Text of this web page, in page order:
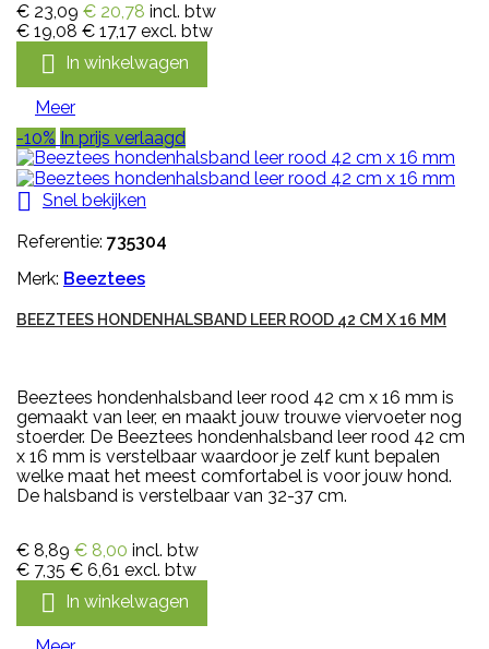
€ 23,09 € 20,78 incl. btw
€ 19,08 € 17,17 excl. btw
 In winkelwagen
Meer
-10% In prijs verlaagd

Snel bekijken
Referentie: 735304
Merk: Beeztees
BEEZTEES HONDENHALSBAND LEER ROOD 42 CM X 16 MM
Beeztees hondenhalsband leer rood 42 cm x 16 mm is
gemaakt van leer, en maakt jouw trouwe viervoeter nog
stoerder. De Beeztees hondenhalsband leer rood 42 cm
x 16 mm is verstelbaar waardoor je zelf kunt bepalen
welke maat het meest comfortabel is voor jouw hond.
De halsband is verstelbaar van 32-37 cm.
€ 8,89 € 8,00 incl. btw
€ 7,35 € 6,61 excl. btw
 In winkelwagen